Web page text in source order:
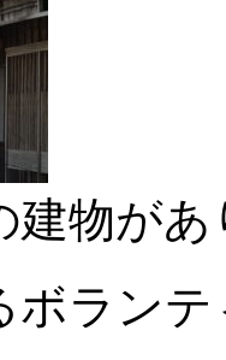
建物があ
ボラン